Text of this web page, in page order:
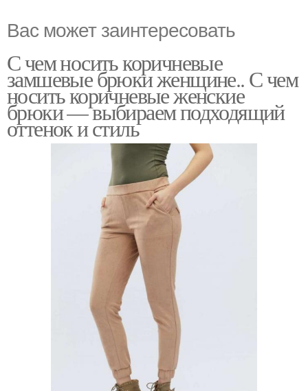
Вас может заинтересовать
С чем носить коричневые
замшевые брюки женщине.. С чем
носить коричневые женские
брюки — выбираем подходящий
оттенок и стиль